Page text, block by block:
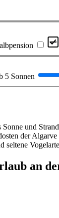
5 Sonnen
und
der
seltene
an